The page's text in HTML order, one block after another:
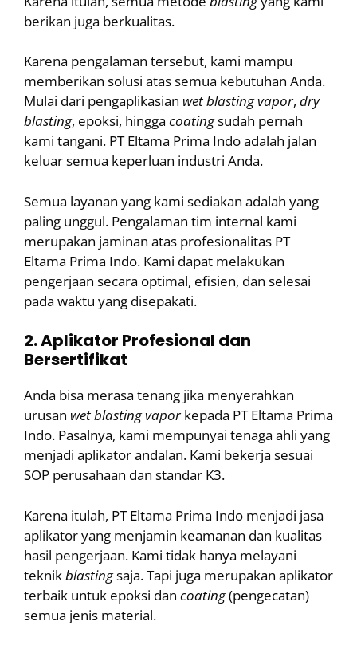
berikan juga berkualitas.
Karena pengalaman tersebut, kami mampu
memberikan solusi atas semua kebutuhan Anda.
Mulai dari pengaplikasian wetblastingvapor, dry
blasting, epoksi, hingga coatingsudah pernah
kami tangani. PT Eltama Prima Indo adalah jalan
keluar semua keperluan industri Anda.
Semua layanan yang kami sediakan adalah yang
paling unggul. Pengalaman tim internal kami
merupakan jaminan atas profesionalitas PT
Eltama Prima Indo. Kami dapat melakukan
pengerjaan secara optimal, efisien, dan selesai
pada waktu yang disepakati.
2. Aplikator Profesional dan
Bersertifikat
Anda bisa merasa tenang jika menyerahkan
urusan wetblastingvaporkepada PT Eltama Prima
Indo. Pasalnya, kami mempunyai tenaga ahli yang
menjadi aplikator andalan. Kami bekerja sesuai
SOP perusahaan dan standar K3.
Karena itulah, PT Eltama Prima Indo menjadi jasa
aplikator yang menjamin keamanan dan kualitas
hasil pengerjaan. Kami tidak hanya melayani
teknikblastingsaja. Tapi juga merupakan aplikator
terbaik untuk epoksi dan coating(pengecatan)
semua jenis material.